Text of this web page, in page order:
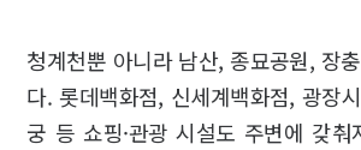
청계천뿐 아니라 남산, 종묘공원, 장
다. 롯데백화점, 신세계백화점, 광장
궁 등 쇼핑·관광 시설도 주변에 갖